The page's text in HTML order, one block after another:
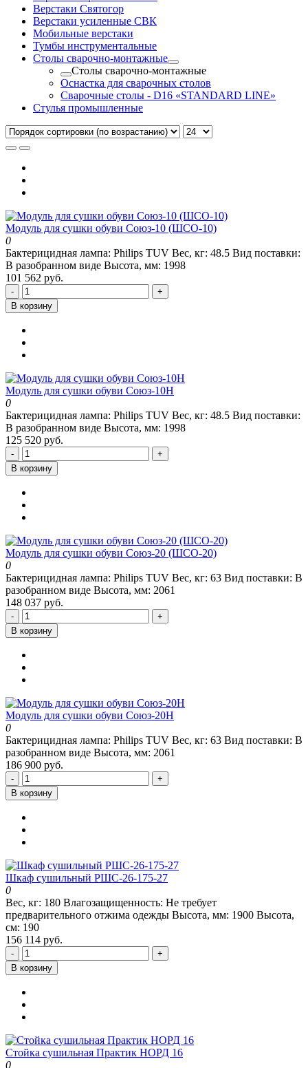
Верстаки Святогор
Верстаки усиленные СВК
Мобильные верстаки
Тумбы инструментальные
Столы сварочно-монтажные
Столы сварочно-монтажные
Оснастка для сварочных столов
Сварочные столы - D16 «STANDARD LINE»
Стулья промышленные
Модуль для сушки обуви Союз-10 (ШСО-10)
0
Бактерицидная лампа: Philips TUV Вес, кг: 48.5 Вид поставки:
В разобранном виде Высота, мм: 1998
101 562 руб.
-
+
В корзину
Модуль для сушки обуви Союз-10Н
0
Бактерицидная лампа: Philips TUV Вес, кг: 48.5 Вид поставки:
В разобранном виде Высота, мм: 1998
125 520 руб.
-
+
В корзину
Модуль для сушки обуви Союз-20 (ШСО-20)
0
Бактерицидная лампа: Philips TUV Вес, кг: 63 Вид поставки: В
разобранном виде Высота, мм: 2061
148 037 руб.
-
+
В корзину
Модуль для сушки обуви Союз-20Н
0
Бактерицидная лампа: Philips TUV Вес, кг: 63 Вид поставки: В
разобранном виде Высота, мм: 2061
186 900 руб.
-
+
В корзину
Шкаф сушильный РШС-26-175-27
0
Вес, кг: 180 Влагозащищенность: Не требует
предварительного отжима одежды Высота, мм: 1900 Высота,
см: 190
156 114 руб.
-
+
В корзину
Стойка сушильная Практик НОРД 16
0